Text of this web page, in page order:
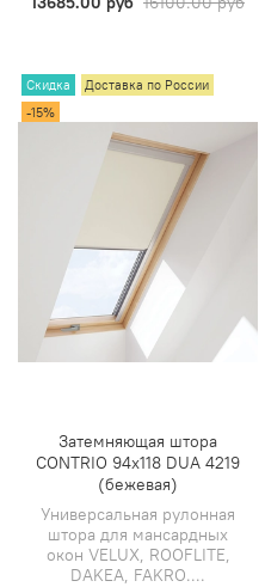
Скидка
Доставка по России
-15%
Затемняющая штора
CONTRIO 94х118 DUA 4219
(бежевая)
Универсальная рулонная
штора для мансардных
окон VELUX, ROOFLITE,
DAKEA, FAKRO....